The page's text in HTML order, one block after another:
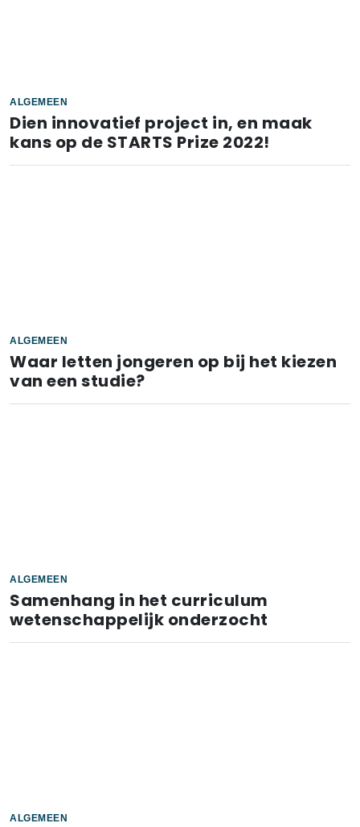
ALGEMEEN
Dien innovatief project in, en maak
kans op de STARTS Prize 2022!
ALGEMEEN
Waar letten jongeren op bij het kiezen
van een studie?
ALGEMEEN
Samenhang in het curriculum
wetenschappelijk onderzocht
ALGEMEEN